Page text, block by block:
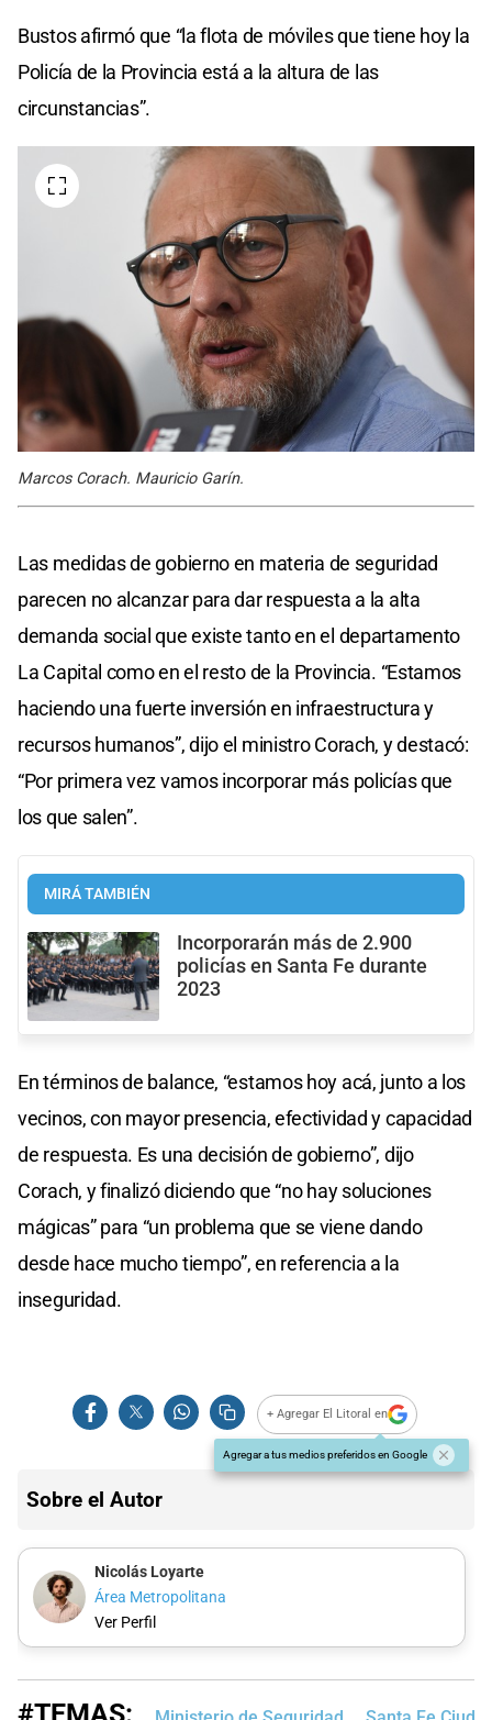
Bustos afirmó que “la flota de móviles que tiene hoy la
Policía de la Provincia está a la altura de las
circunstancias”.
Marcos Corach. Mauricio Garín.
Las medidas de gobierno en materia de seguridad
parecen no alcanzar para dar respuesta a la alta
demanda social que existe tanto en el departamento
La Capital como en el resto de la Provincia. “Estamos
haciendo una fuerte inversión en infraestructura y
recursos humanos”, dijo el ministro Corach, y destacó:
“Por primera vez vamos incorporar más policías que
los que salen”.
MIRÁ TAMBIÉN
Incorporarán más de 2.900
policías en Santa Fe durante
2023
En términos de balance, “estamos hoy acá, junto a los
vecinos, con mayor presencia, efectividad y capacidad
de respuesta. Es una decisión de gobierno”, dijo
Corach, y finalizó diciendo que “no hay soluciones
mágicas” para “un problema que se viene dando
desde hace mucho tiempo”, en referencia a la
inseguridad.
+ Agregar El Litoral en
Agregar a tus medios preferidos en Google
Sobre el Autor
Nicolás Loyarte
Área Metropolitana
Ver Perfil